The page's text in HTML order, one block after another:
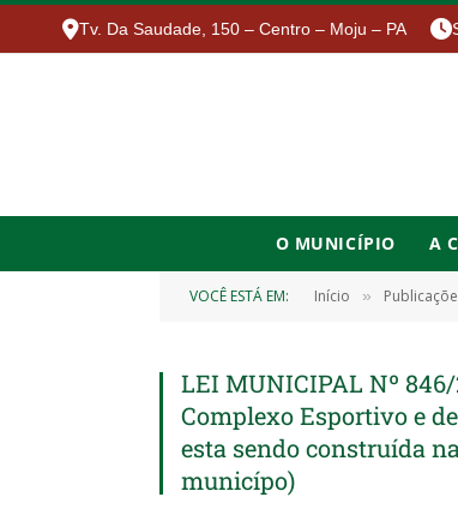
Tv. Da Saudade, 150 – Centro – Moju – PA
O MUNICÍPIO A
VOCÊ ESTÁ EM: Início »
LEI MUNICIPAL Nº 846/
Complexo Esportivo e
esta sendo construída
municípo)